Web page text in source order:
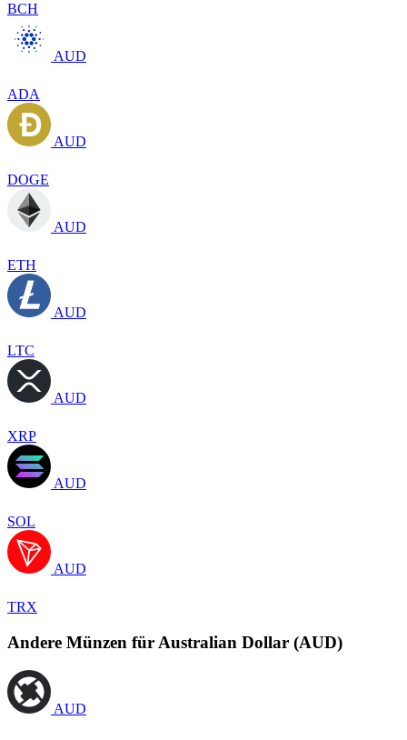
BCH
AUD
ADA
AUD
DOGE
AUD
ETH
AUD
LTC
AUD
XRP
AUD
SOL
AUD
TRX
Andere Münzen für Australian Dollar (AUD)
AUD